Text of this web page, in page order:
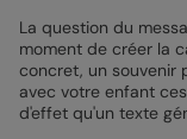
La question du
moment de créer la
concret, un souvenir
avec votre enfant
d'effet qu'un texte